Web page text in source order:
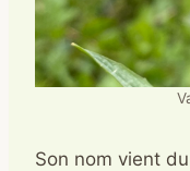
Son nom vient